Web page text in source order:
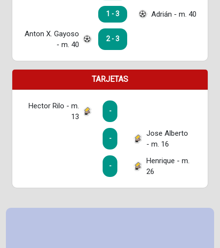
1 - 3 Adrián - m. 40
Anton X. Gayoso
- m. 40
2 - 3
TARJETAS
Hector Rilo - m.
13
-
-
Jose Alberto
- m. 16
-
Henrique - m.
26